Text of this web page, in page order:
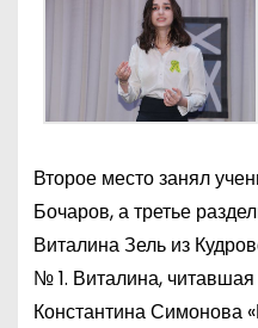
Второе место занял
Бочаров, а третье
Виталина Зель из
№ 1. Виталина, читавшая
Константина Симонова